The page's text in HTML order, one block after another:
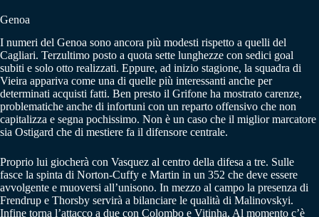
Genoa
I numeri del Genoa sono ancora più modesti rispetto a quelli del
Cagliari. Terzultimo posto a quota sette lunghezze con sedici goal
subiti e solo otto realizzati. Eppure, ad inizio stagione, la squadra di
Vieira appariva come una di quelle più interessanti anche per
determinati acquisti fatti. Ben presto il Grifone ha mostrato carenze,
problematiche anche di infortuni con un reparto offensivo che non
capitalizza e segna pochissimo. Non è un caso che il miglior marcatore
sia Ostigard che di mestiere fa il difensore centrale.
Proprio lui giocherà con Vasquez al centro della difesa a tre. Sulle
fasce la spinta di Norton-Cuffy e Martin in un 352 che deve essere
avvolgente e muoversi all’unisono. In mezzo al campo la presenza di
Frendrup e Thorsby servirà a bilanciare le qualità di Malinovskyi.
Infine torna l’attacco a due con Colombo e Vitinha. Al momento c’è